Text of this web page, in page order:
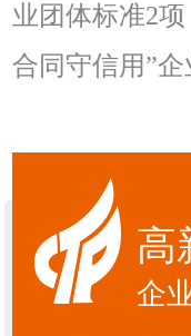
业团体标准2
合同守信用”企
高
企